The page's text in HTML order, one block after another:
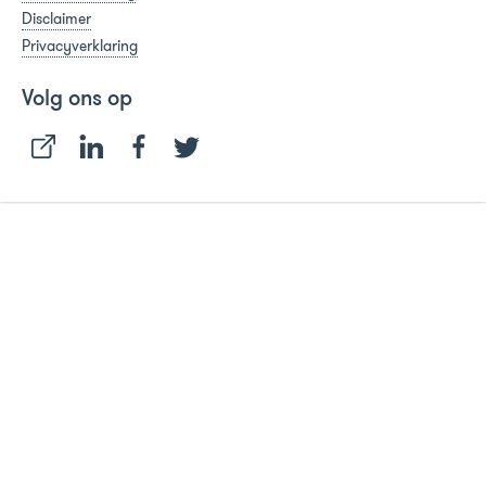
Disclaimer
Privacyverklaring
Volg ons op